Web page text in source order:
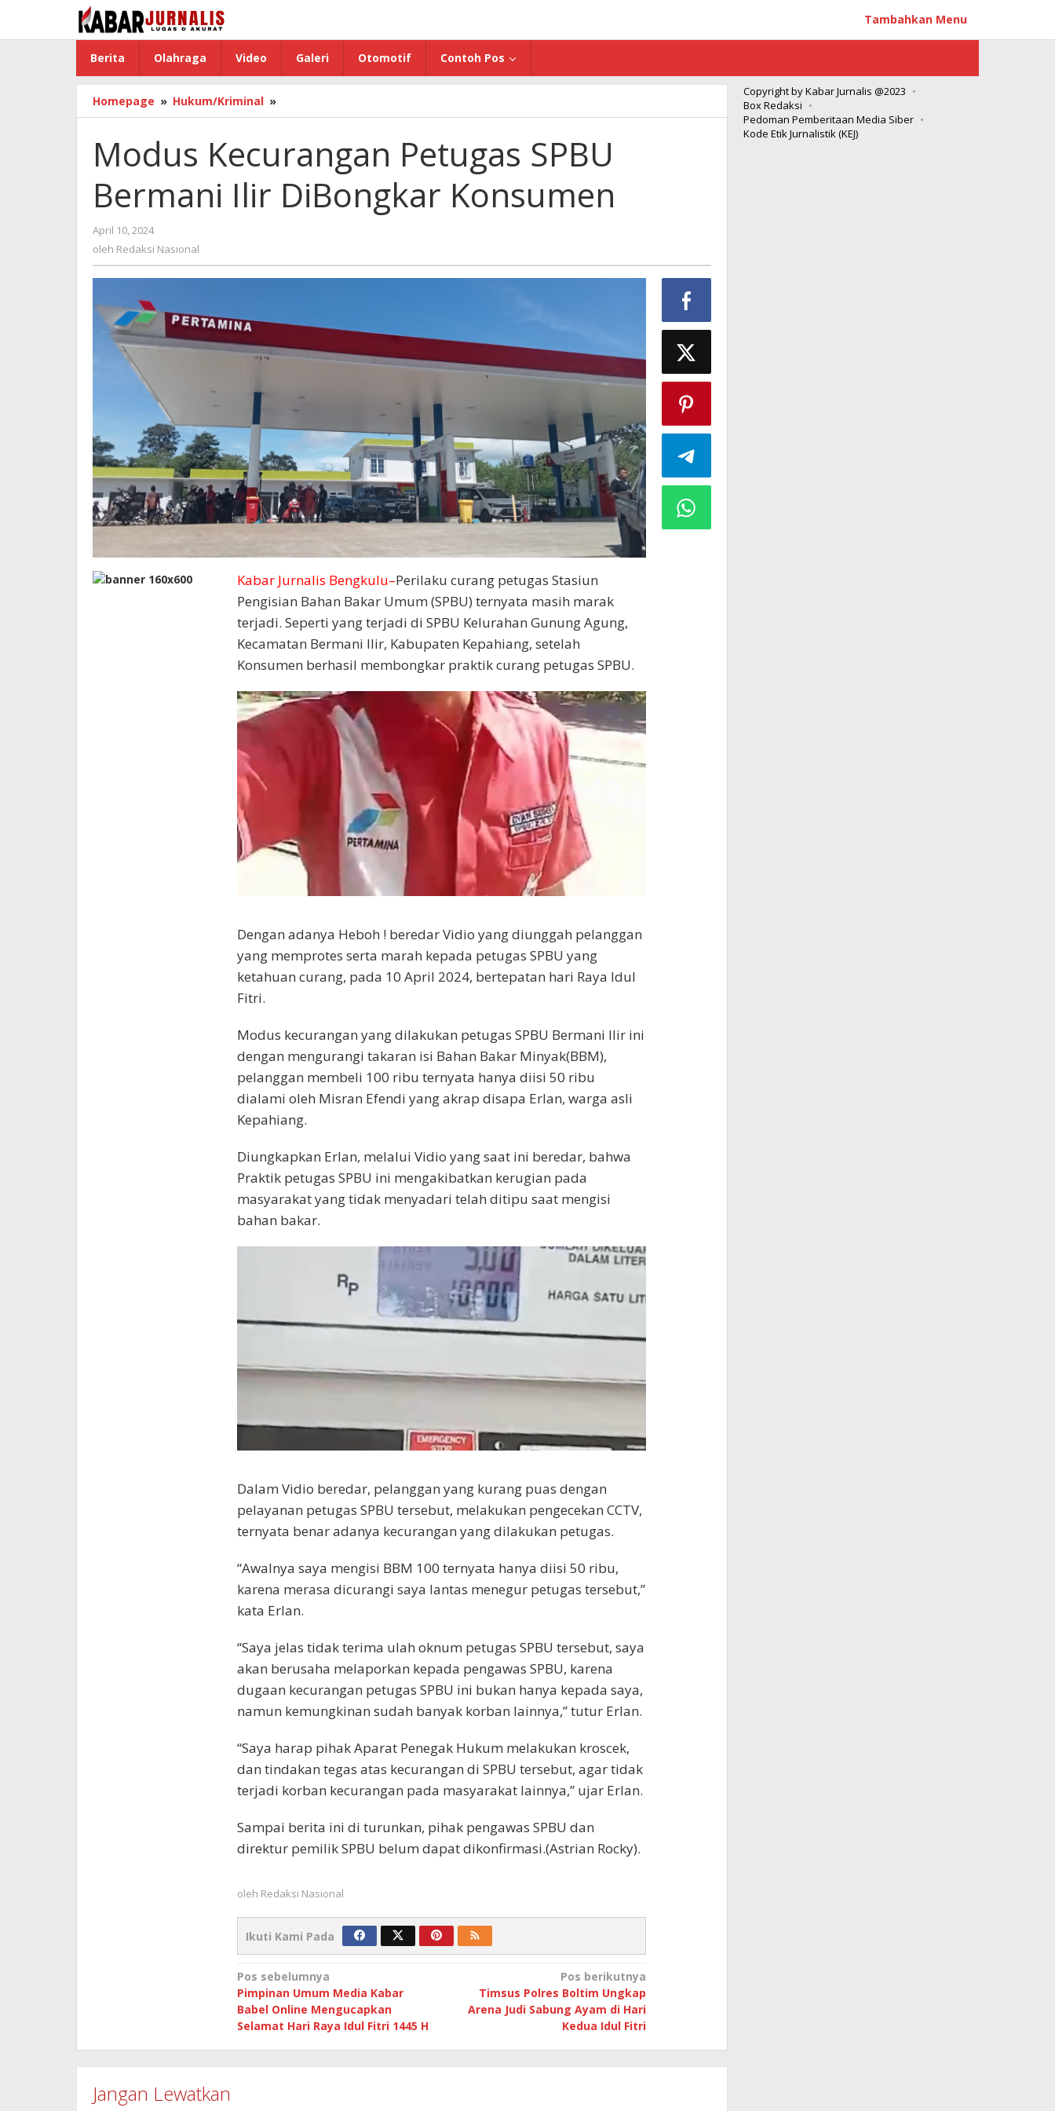
konten
Tambahkan Menu
Berita Olahraga Video Galeri Otomotif Contoh Pos
Homepage » Hukum/Kriminal »
Kecurangan
SPBU
Bermani
Ilir
DiBongkar
Modus Kecurangan Petugas SPBU
Bermani Ilir DiBongkar Konsumen
April 10, 2024
Redaksi
oleh Redaksi Nasional
Kabar Jurnalis Bengkulu–Perilaku curang petugas Stasiun
Pengisian Bahan Bakar Umum (SPBU) ternyata masih marak
terjadi. Seperti yang terjadi di SPBU Kelurahan Gunung Agung,
Kecamatan Bermani Ilir, Kabupaten Kepahiang, setelah
Konsumen berhasil membongkar praktik curang petugas SPBU.
Dengan adanya Heboh ! beredar Vidio yang diunggah pelanggan
yang memprotes serta marah kepada petugas SPBU yang
ketahuan curang, pada 10 April 2024, bertepatan hari Raya Idul
Fitri.
Modus kecurangan yang dilakukan petugas SPBU Bermani Ilir ini
dengan mengurangi takaran isi Bahan Bakar Minyak(BBM),
pelanggan membeli 100 ribu ternyata hanya diisi 50 ribu
dialami oleh Misran Efendi yang akrap disapa Erlan, warga asli
Kepahiang.
Diungkapkan Erlan, melalui Vidio yang saat ini beredar, bahwa
Praktik petugas SPBU ini mengakibatkan kerugian pada
masyarakat yang tidak menyadari telah ditipu saat mengisi
bahan bakar.
Dalam Vidio beredar, pelanggan yang kurang puas dengan
pelayanan petugas SPBU tersebut, melakukan pengecekan CCTV,
ternyata benar adanya kecurangan yang dilakukan petugas.
“Awalnya saya mengisi BBM 100 ternyata hanya diisi 50 ribu,
karena merasa dicurangi saya lantas menegur petugas tersebut,”
kata Erlan.
“Saya jelas tidak terima ulah oknum petugas SPBU tersebut, saya
akan berusaha melaporkan kepada pengawas SPBU, karena
dugaan kecurangan petugas SPBU ini bukan hanya kepada saya,
namun kemungkinan sudah banyak korban lainnya,” tutur Erlan.
“Saya harap pihak Aparat Penegak Hukum melakukan kroscek,
dan tindakan tegas atas kecurangan di SPBU tersebut, agar tidak
terjadi korban kecurangan pada masyarakat lainnya,” ujar Erlan.
Sampai berita ini di turunkan, pihak pengawas SPBU dan
direktur pemilik SPBU belum dapat dikonfirmasi.(Astrian Rocky).
oleh Redaksi Nasional
Ikuti Kami Pada
Navigasi
pos
Pos sebelumnya
Pimpinan Umum Media Kabar
Babel Online Mengucapkan
Selamat Hari Raya Idul Fitri 1445 H
Pos berikutnya
Timsus Polres Boltim Ungkap
Arena Judi Sabung Ayam di Hari
Kedua Idul Fitri
Jangan Lewatkan
Copyright by Kabar Jurnalis @2023
Box Redaksi
Pedoman Pemberitaan Media Siber
Kode Etik Jurnalistik (KEJ)